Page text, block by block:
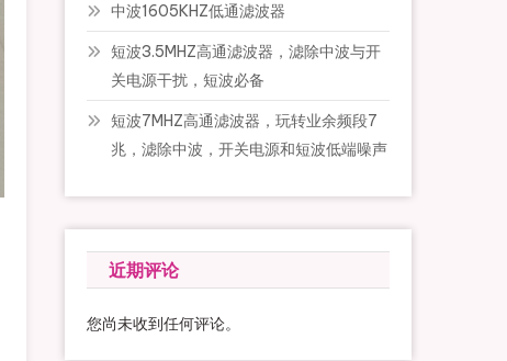
中波1605KHZ低通滤波器
短波3.5MHZ高通滤波器，滤除中波与开
关电源干扰，短波必备
短波7MHZ高通滤波器，玩转业余频段7
兆，滤除中波，开关电源和短波低端噪声
近期评论
您尚未收到任何评论。